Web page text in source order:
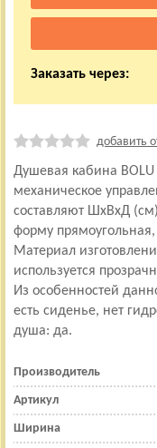
Заказать через:
добавить
Душевая кабина
механическое
составляют ШхВхД
форму
Материал
используется
Из особенностей
есть сиденье, нет
душа: да.
Производитель
Артикул
Ширина